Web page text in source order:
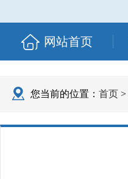
网站首页
您当前的位置： 首页 >